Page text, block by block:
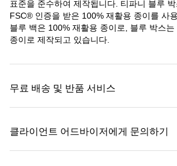
표준을 준수하여 제작됩니다. 티파니 블루
FSC® 인증을 받은 100% 재활용 종이를 사
블루 백은 100% 재활용 종이로, 블루 박스
종이로 제작되고 있습니다.
무료 배송 및 반품 서비스
자세히 보기
클라이언트 어드바이저에게 문의하기